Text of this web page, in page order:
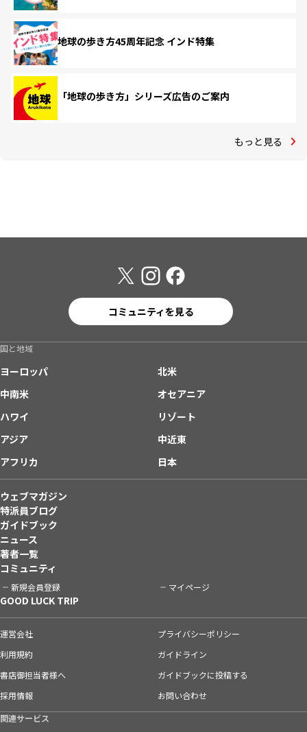
地球の歩き方45周年記念 インド特集
「地球の歩き方」シリーズ広告のご案内
もっと見る
コミュニティを見る
国と地域
ヨーロッパ
北米
中南米
オセアニア
ハワイ
リゾート
アジア
中近東
アフリカ
日本
ウェブマガジン
特派員ブログ
ガイドブック
ニュース
著者一覧
コミュニティ
新規会員登録 マイページ
GOOD LUCK TRIP
運営会社
プライバシーポリシー
利用規約
ガイドライン
書店御担当者様へ
ガイドブックに投稿する
採用情報
お問い合わせ
関連サービス